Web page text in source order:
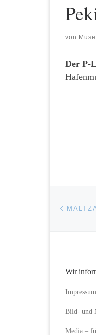
von
Der P-
Wir
Bild- und
Media –